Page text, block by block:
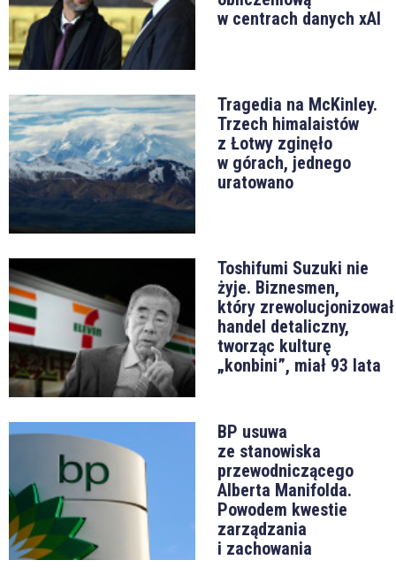
w centrach danych xAI
Tragedia na McKinley.
Trzech himalaistów
z Łotwy zginęło
w górach, jednego
uratowano
Toshifumi Suzuki nie
żyje. Biznesmen,
który zrewolucjonizował
handel detaliczny,
tworząc kulturę
„konbini”, miał 93 lata
BP usuwa
ze stanowiska
przewodniczącego
Alberta Manifolda.
Powodem kwestie
zarządzania
i zachowania